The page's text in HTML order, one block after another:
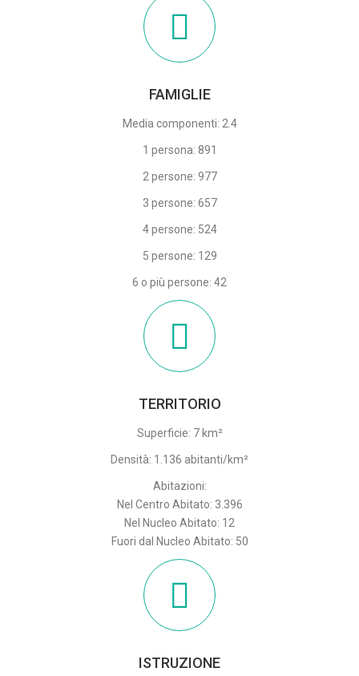
FAMIGLIE
Media componenti: 2.4
1 persona: 891
2 persone: 977
3 persone: 657
4 persone: 524
5 persone: 129
6 o più persone: 42
TERRITORIO
Superficie: 7 km²
Densità: 1.136 abitanti/km²
Abitazioni:
Nel Centro Abitato: 3.396
Nel Nucleo Abitato: 12
Fuori dal Nucleo Abitato: 50
ISTRUZIONE